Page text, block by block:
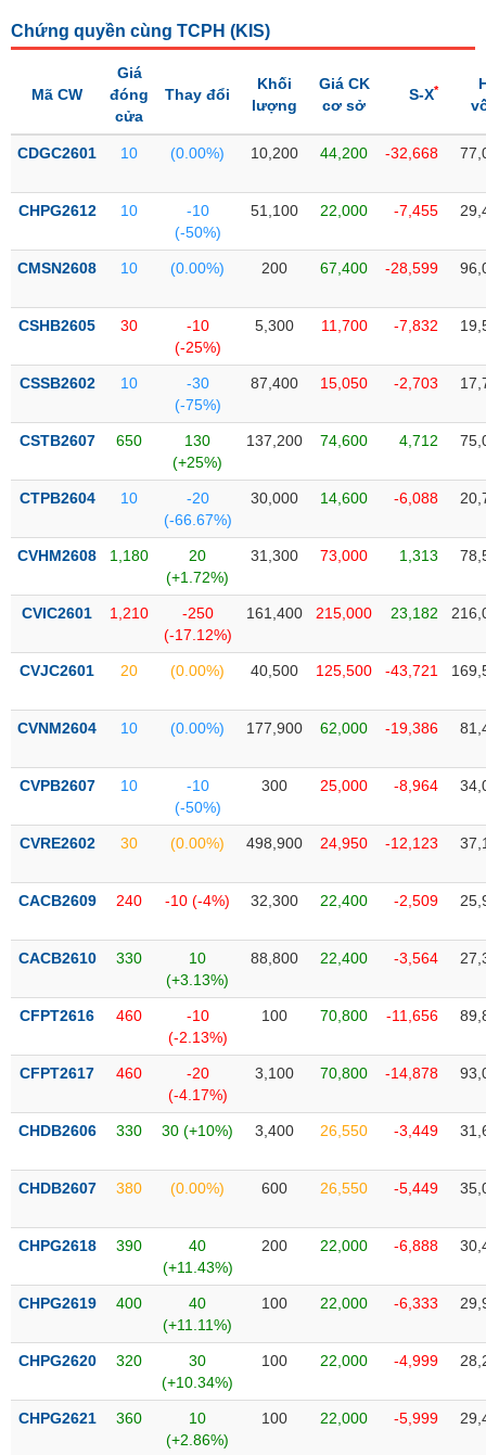
Chứng quyền cùng TCPH (KIS)
Mã CW
Giá
đóng
cửa
Thay đổi
Khối
lượng
Giá CK
cơ sở
S-X*
CDGC2601 10 (0.00%) 10,200 44,200 -32,668
CHPG2612 10
-10
(-50%)
51,100 22,000 -7,455
CMSN2608 10 (0.00%) 200 67,400 -28,599
CSHB2605 30
-10
(-25%)
5,300 11,700 -7,832
CSSB2602 10
-30
(-75%)
87,400 15,050 -2,703
CSTB2607 650
130
(+25%)
137,200 74,600 4,712
CTPB2604 10
-20
(-66.67%)
30,000 14,600 -6,088
CVHM2608 1,180
20
(+1.72%)
31,300 73,000 1,313
CVIC2601 1,210
-250
(-17.12%)
161,400 215,000 23,182
CVJC2601 20 (0.00%) 40,500 125,500 -43,721
CVNM2604 10 (0.00%) 177,900 62,000 -19,386
CVPB2607 10
-10
(-50%)
300 25,000 -8,964
CVRE2602 30 (0.00%) 498,900 24,950 -12,123
CACB2609 240 -10 (-4%) 32,300 22,400 -2,509
CACB2610 330
10
(+3.13%)
88,800 22,400 -3,564
CFPT2616 460
-10
(-2.13%)
100 70,800 -11,656
CFPT2617 460
-20
(-4.17%)
3,100 70,800 -14,878
CHDB2606 330 30 (+10%) 3,400 26,550 -3,449
CHDB2607 380 (0.00%) 600 26,550 -5,449
CHPG2618 390
40
(+11.43%)
200 22,000 -6,888
CHPG2619 400
40
(+11.11%)
100 22,000 -6,333
CHPG2620 320
30
(+10.34%)
100 22,000 -4,999
CHPG2621 360
10
(+2.86%)
100 22,000 -5,999
SỨC
KHỎE
TÀI
TIN
VỤ
THÔNG
TIỆN
ÍCH
BẤT
SẢN
Mã
chứng
(-)
Cổ phiếu Chỉ số
đạo
(-)
Tất cả Người nội bộ Người liên quan Cổ đông lớn
Tin
tức
của
giả
(-)